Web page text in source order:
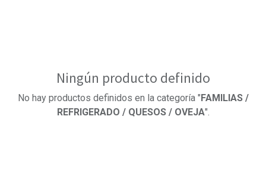
Ningún producto definido
No hay productos definidos en la categoría " FAMILIAS /
REFRIGERADO / QUESOS / OVEJA".